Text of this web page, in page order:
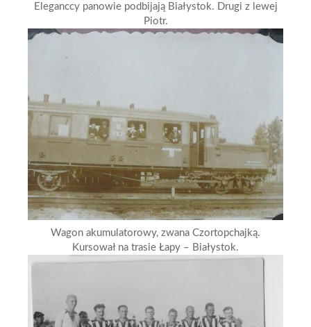
Eleganccy panowie podbijają Białystok. Drugi z lewej
Piotr.
Wagon akumulatorowy, zwana Czortopchajką.
Kursował na trasie Łapy – Białystok.